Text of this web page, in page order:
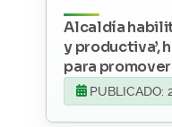
Alcaldía
y productiva’,
para
PUBLICADO: